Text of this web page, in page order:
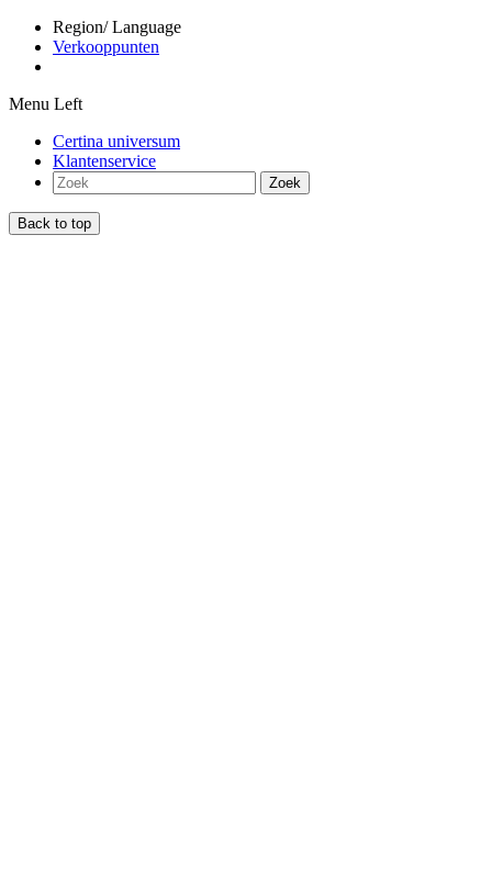
Region/ Language
Verkooppunten
Menu Left
Certina universum
Klantenservice
Zoek
Back to top